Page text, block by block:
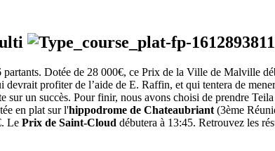
Dotée de 28 000€, ce Prix de la Ville de Malville
profiter de l’aide de E. Raffin, et qui tentera de
un succès. Pour finir, nous avons choisi de prendre
en plat sur l'hippodrome de Chateaubriant (3ème
Le Prix de Saint-Cloud débutera à 13:45. Retrouvez les